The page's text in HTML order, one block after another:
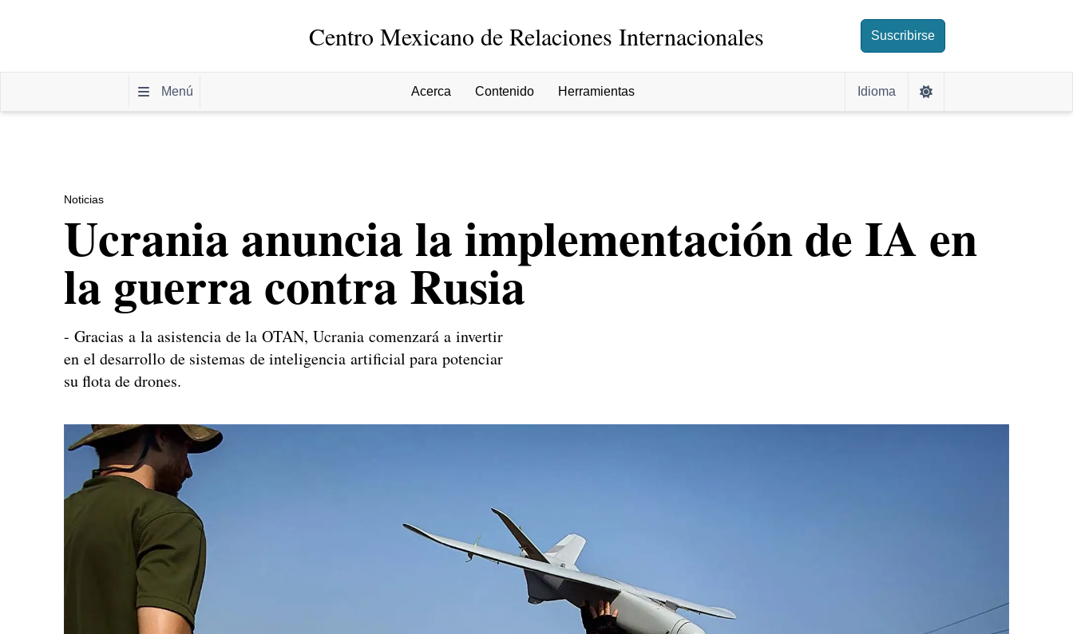
Centro Mexicano de Relaciones Internacionales Suscribirse
Menú Acerca Contenido Herramientas Idioma
Noticias
Ucrania anuncia la implementación de IA en
la guerra contra Rusia
- Gracias a la asistencia de la OTAN, Ucrania comenzará a invertir
en el desarrollo de sistemas de inteligencia artificial para potenciar
su flota de drones.